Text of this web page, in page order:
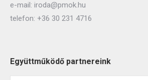
e-mail: iroda@pmok.hu
telefon: +36 30 231 4716
Együttműködő partnereink